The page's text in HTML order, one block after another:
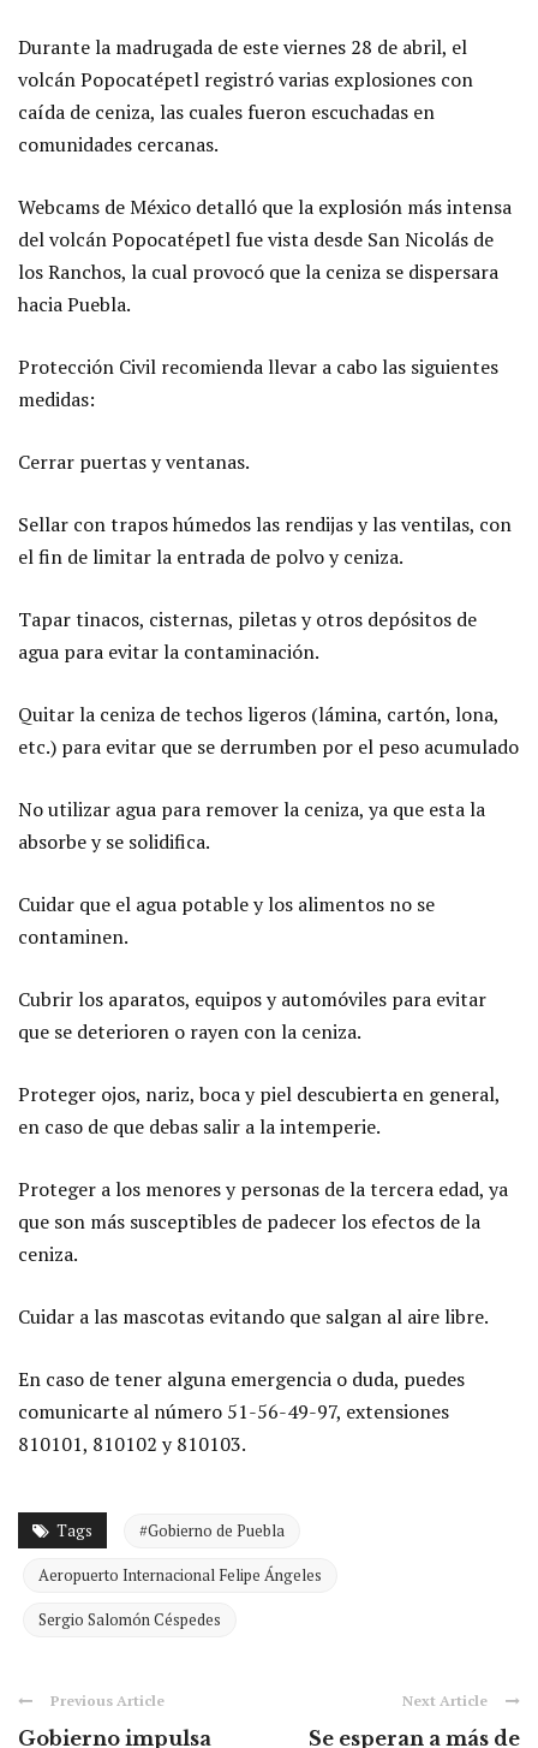
Durante la madrugada de este viernes 28 de abril, el
volcán Popocatépetl registró varias explosiones con
caída de ceniza, las cuales fueron escuchadas en
comunidades cercanas.
Webcams de México detalló que la explosión más intensa
del volcán Popocatépetl fue vista desde San Nicolás de
los Ranchos, la cual provocó que la ceniza se dispersara
hacia Puebla.
Protección Civil recomienda llevar a cabo las siguientes
medidas:
Cerrar puertas y ventanas.
Sellar con trapos húmedos las rendijas y las ventilas, con
el fin de limitar la entrada de polvo y ceniza.
Tapar tinacos, cisternas, piletas y otros depósitos de
agua para evitar la contaminación.
Quitar la ceniza de techos ligeros (lámina, cartón, lona,
etc.) para evitar que se derrumben por el peso acumulado
No utilizar agua para remover la ceniza, ya que esta la
absorbe y se solidifica.
Cuidar que el agua potable y los alimentos no se
contaminen.
Cubrir los aparatos, equipos y automóviles para evitar
que se deterioren o rayen con la ceniza.
Proteger ojos, nariz, boca y piel descubierta en general,
en caso de que debas salir a la intemperie.
Proteger a los menores y personas de la tercera edad, ya
que son más susceptibles de padecer los efectos de la
ceniza.
Cuidar a las mascotas evitando que salgan al aire libre.
En caso de tener alguna emergencia o duda, puedes
comunicarte al número 51-56-49-97, extensiones
810101, 810102 y 810103.
Tags #Gobierno de Puebla
Aeropuerto Internacional Felipe Ángeles
Sergio Salomón Céspedes
Previous Article
Gobierno impulsa
Next Article
Se esperan a más de